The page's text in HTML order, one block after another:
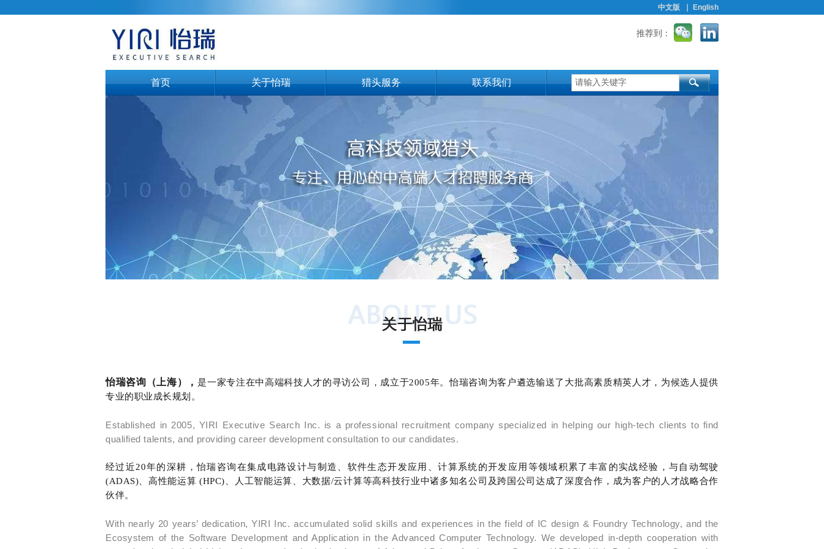
中文版 English
推荐到：
首页 关于怡瑞 猎头服务 联系我们
怡瑞咨询（上海）， 是一家专注在中高端科技人才的寻访公司，成立于2005年。怡瑞咨询为客户遴选输送了大批高素质精英人才，为候选人提供
专业的职业成长规划。
Established in 2005, YIRI Executive Search Inc. is a professional recruitment company specialized in helping our high-tech clients to find
qualified talents, and providing career development consultation to our candidates.
经过近20年的深耕，怡瑞咨询在集成电路设计与制造、软件生态开发应用、计算系统的开发应用等领域积累了丰富的实战经验，与自动驾驶
(ADAS)、高性能运算 (HPC)、人工智能运算、大数据/云计算等高科技行业中诸多知名公司及跨国公司达成了深度合作，成为客户的人才战略合作
伙伴。
With nearly 20 years’ dedication, YIRI Inc. accumulated solid skills and experiences in the field of IC design & Foundry Technology, and the
Ecosystem of the Software Development and Application in the Advanced Computer Technology. We developed in-depth cooperation with